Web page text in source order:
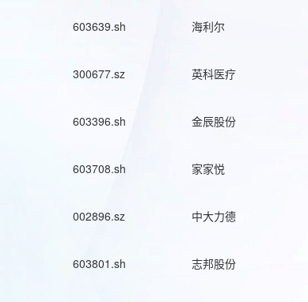
603639.sh 海利尔
300677.sz 英科医疗
603396.sh 金辰股份
603708.sh 家家悦
002896.sz 中大力德
603801.sh 志邦股份